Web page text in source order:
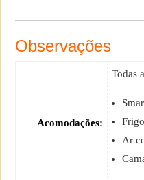
Observações
Acomodações:
Todas
Ar